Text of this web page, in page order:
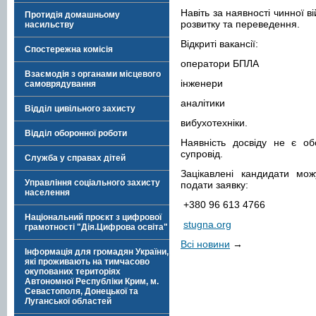
Протидія домашньому
насильству
Спостережна комісія
Взаємодія з органами місцевого
самоврядування
Відділ цивільного захисту
Відділ оборонної роботи
Служба у справах дітей
Управління соціального захисту
населення
Національний проєкт з цифрової
грамотності "Дія.Цифрова освіта"
Інформація для громадян України,
які проживають на тимчасово
окупованих територіях
Автономної Республіки Крим, м.
Севастополя, Донецької та
Луганської областей
Навіть за наявності чинної
розвитку та переведення.
Відкриті вакансії:
оператори БПЛА
інженери
аналітики
вибухотехніки.
Наявність досвіду не є
супровід.
Зацікавлені кандидати
подати заявку:
+380 96 613 4766
stugna.org
Всі новини →